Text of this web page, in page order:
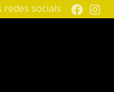
redes sociais